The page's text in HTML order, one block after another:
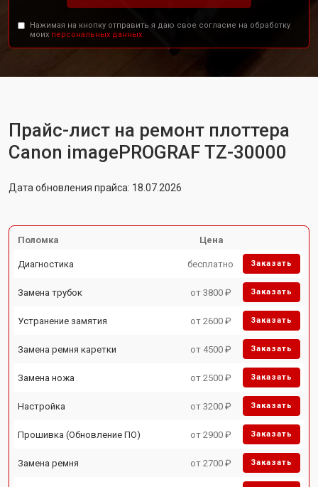
Нажимая на кнопку отправить я даю свое согласие на обработку
моих персональных данных.
Прайс-лист на ремонт плоттера
Canon imagePROGRAF TZ-30000
Дата обновления прайса: 18.07.2026
Поломка Цена
Диагностика бесплатно Заказать
Замена трубок от 3800 ₽ Заказать
Устранение замятия от 2600 ₽ Заказать
Замена ремня каретки от 4500 ₽ Заказать
Замена ножа от 2500 ₽ Заказать
Настройка от 3200 ₽ Заказать
Прошивка (Обновление ПО) от 2900 ₽ Заказать
Замена ремня от 2700 ₽ Заказать